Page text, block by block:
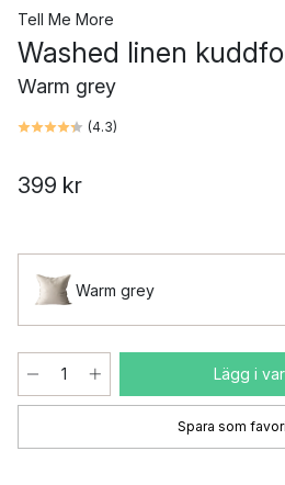
Tell Me More
Washed linen
Warm grey
(4.3)
399 kr
Warm grey
Lägg i
Spara som